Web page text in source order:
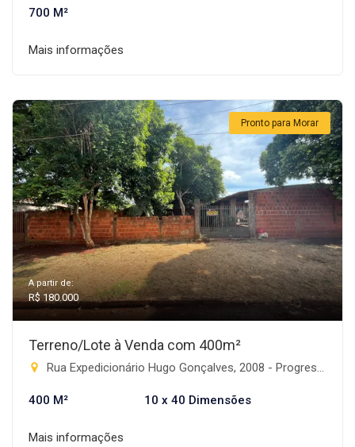
700 M²
Mais informações
Pronto para Morar
A partir de:
R$ 180.000
Terreno/Lote à Venda com 400m²
Rua Expedicionário Hugo Gonçalves, 2008 - Progresso, Rio Brilhante-MS
400 M² 10 x 40 Dimensões
Mais informações